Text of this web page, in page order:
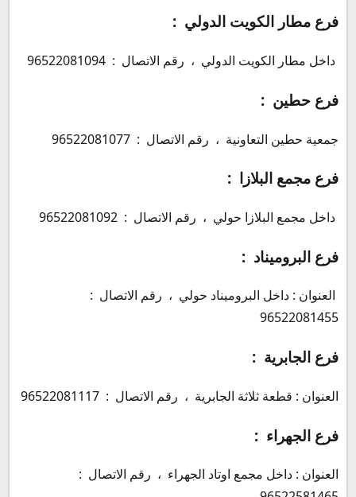
فرع مطار الكويت الدولي :
داخل مطار الكويت الدولي ، رقم الاتصال : 96522081094
فرع حطين :
جمعية حطين التعاونية ، رقم الاتصال : 96522081077
فرع مجمع البلازا :
داخل مجمع البلازا حولي ، رقم الاتصال : 96522081092
فرع البروميناد :
العنوان : داخل البروميناد حولي ، رقم الاتصال :
96522081455
فرع الجابرية :
العنوان : قطعة ثلاثة الجابرية ، رقم الاتصال : 96522081117
فرع الجهراء :
العنوان : داخل مجمع اوتاد الجهراء ، رقم الاتصال :